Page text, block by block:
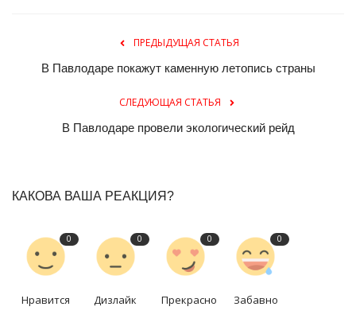
ПРЕДЫДУЩАЯ СТАТЬЯ
В Павлодаре покажут каменную летопись страны
СЛЕДУЮЩАЯ СТАТЬЯ
В Павлодаре провели экологический рейд
КАКОВА ВАША РЕАКЦИЯ?
0
Нравится
0
Дизлайк
0
Прекрасно
0
Забавно